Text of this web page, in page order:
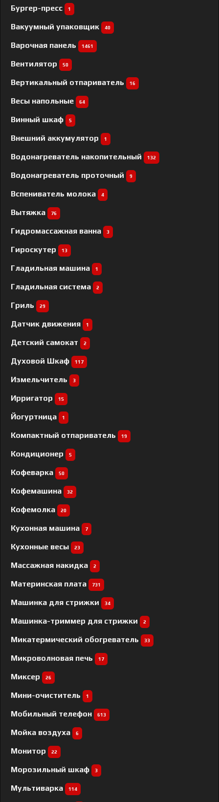
Бургер-пресс 1
Вакуумный упаковщик 40
Варочная панель 1461
Вентилятор 50
Вертикальный отпариватель 16
Весы напольные 64
Винный шкаф 5
Внешний аккумулятор 1
Водонагреватель накопительный 132
Водонагреватель проточный 9
Вспениватель молока 4
Вытяжка 76
Гидромассажная ванна 3
Гироскутер 13
Гладильная машина 1
Гладильная система 2
Гриль 29
Датчик движения 1
Детский самокат 2
Духовой Шкаф 117
Измельчитель 3
Ирригатор 15
Йогуртница 1
Компактный отпариватель 19
Кондиционер 5
Кофеварка 50
Кофемашина 32
Кофемолка 20
Кухонная машина 7
Кухонные весы 23
Массажная накидка 2
Материнская плата 731
Машинка для стрижки 34
Машинка-триммер для стрижки 2
Микатермический обогреватель 33
Микроволновая печь 17
Миксер 26
Мини-очиститель 1
Мобильный телефон 613
Мойка воздуха 6
Монитор 22
Морозильный шкаф 3
Мультиварка 114